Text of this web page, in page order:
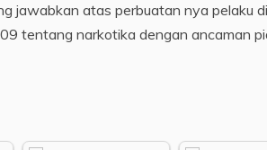
jawabkan atas perbuatan nya
tentang narkotika dengan ancaman